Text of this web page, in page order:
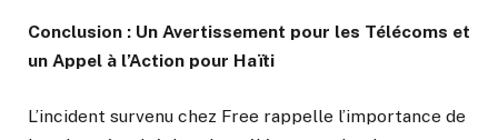
Conclusion : Un Avertissement pour les Télécoms et
un Appel à l’Action pour Haïti
L’incident survenu chez Free rappelle l’importance de